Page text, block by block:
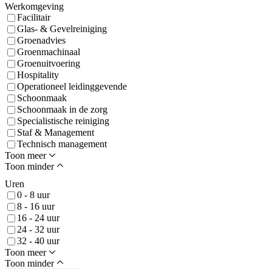
Werkomgeving
Facilitair
Glas- & Gevelreiniging
Groenadvies
Groenmachinaal
Groenuitvoering
Hospitality
Operationeel leidinggevende
Schoonmaak
Schoonmaak in de zorg
Specialistische reiniging
Staf & Management
Technisch management
Toon meer
Toon minder
Uren
0 - 8 uur
8 - 16 uur
16 - 24 uur
24 - 32 uur
32 - 40 uur
Toon meer
Toon minder